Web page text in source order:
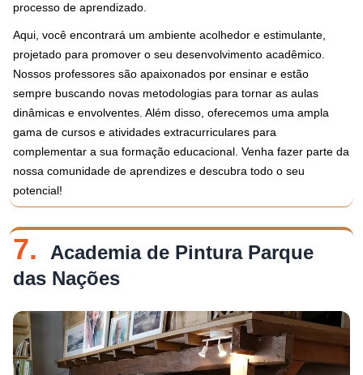
processo de aprendizado.
Aqui, você encontrará um ambiente acolhedor e estimulante,
projetado para promover o seu desenvolvimento acadêmico.
Nossos professores são apaixonados por ensinar e estão
sempre buscando novas metodologias para tornar as aulas
dinâmicas e envolventes. Além disso, oferecemos uma ampla
gama de cursos e atividades extracurriculares para
complementar a sua formação educacional. Venha fazer parte da
nossa comunidade de aprendizes e descubra todo o seu
potencial!
7.
Academia de Pintura Parque
das Nações